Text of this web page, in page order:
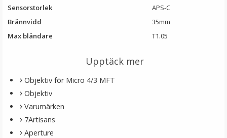
Sensorstorlek
APS-C
Brännvidd
35mm
Max bländare
T1.05
Upptäck mer
Objektiv för Micro 4/3 MFT
Objektiv
Varumärken
7Artisans
Aperture